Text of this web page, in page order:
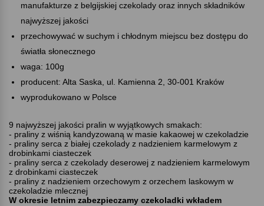
manufakturze z belgijskiej czekolady oraz innych składników
najwyższej jakości
przechowywać w suchym i chłodnym miejscu bez dostępu do
światła słonecznego
waga: 100g
producent: Alta Saska, ul. Kamienna 2, 30-001 Kraków
wyprodukowano w Polsce
9 najwyższej jakości pralin w wyjątkowych smakach:
- praliny z wiśnią kandyzowaną w masie kakaowej w czekoladzie
- praliny serca z białej czekolady z nadzieniem karmelowym z
drobinkami ciasteczek
- praliny serca z czekolady deserowej z nadzieniem karmelowym
z drobinkami ciasteczek
- praliny z nadzieniem orzechowym z orzechem laskowym w
czekoladzie mlecznej
W okresie letnim zabezpieczamy czekoladki wkładem